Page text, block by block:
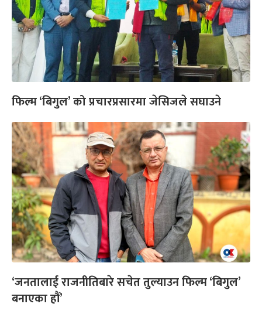
फिल्म ‘बिगुल’ को प्रचारप्रसारमा जेसिजले सघाउने
‘जनतालाई राजनीतिबारे सचेत तुल्याउन फिल्म ‘बिगुल’
बनाएका हौं’